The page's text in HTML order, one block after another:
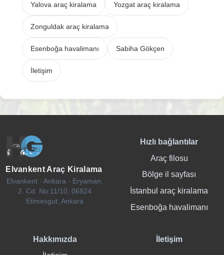
Yalova araç kiralama Yozgat araç kiralama
Zonguldak araç kiralama
Esenboğa havalimanı Sabiha Gökçen
İletişim
Elvankent Araç Kiralama
Elvankent · Ankara · Eryaman,
2. Cd. No:11/10, 06824
Etimesgut, Ankara
Hızlı bağlantılar
Araç filosu
Bölge il sayfası
İstanbul araç kiralama
Esenboğa havalimanı
Hakkımızda
İletişim